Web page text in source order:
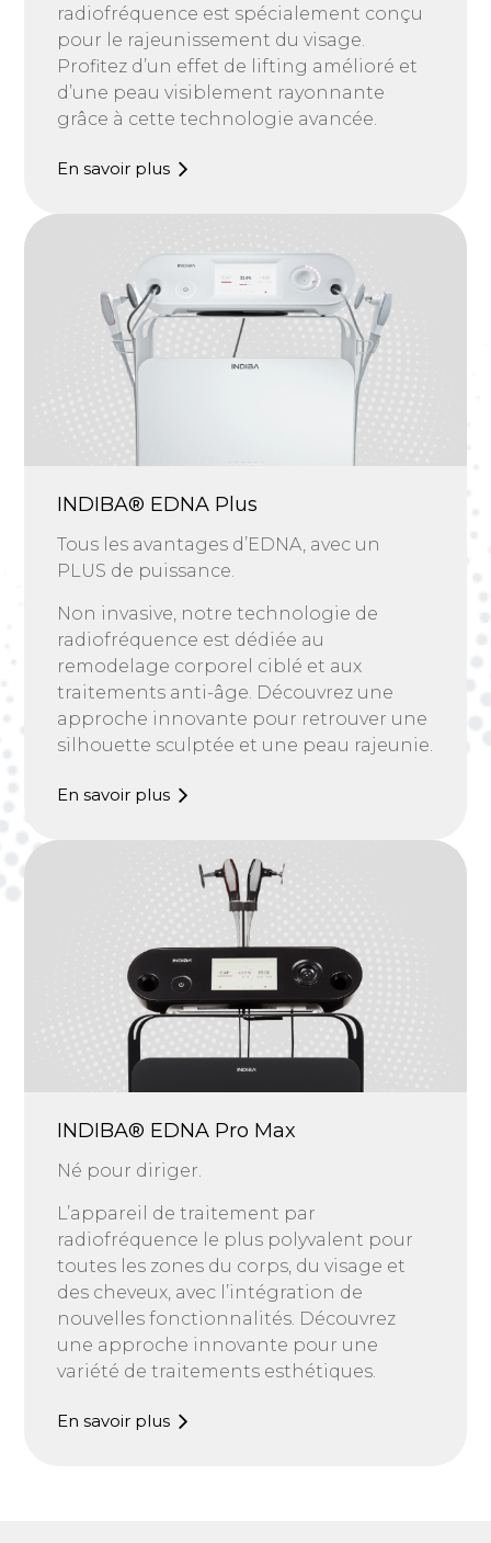
radiofréquence est spécialement conçu
pour le rajeunissement du visage.
Profitez d’un effet de lifting amélioré et
d’une peau visiblement rayonnante
grâce à cette technologie avancée.
En savoir plus
INDIBA® EDNA Plus
Tous les avantages d’EDNA, avec un
PLUS de puissance.
Non invasive, notre technologie de
radiofréquence est dédiée au
remodelage corporel ciblé et aux
traitements anti-âge. Découvrez une
approche innovante pour retrouver une
silhouette sculptée et une peau rajeunie.
En savoir plus
INDIBA® EDNA Pro Max
Né pour diriger.
L’appareil de traitement par
radiofréquence le plus polyvalent pour
toutes les zones du corps, du visage et
des cheveux, avec l’intégration de
nouvelles fonctionnalités. Découvrez
une approche innovante pour une
variété de traitements esthétiques.
En savoir plus